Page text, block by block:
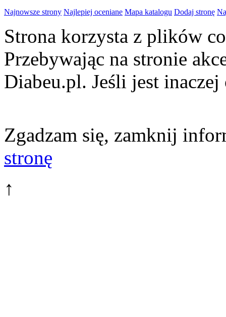
Najnowsze strony Najlepiej oceniane Mapa katalogu Dodaj stronę
Strona korzysta z plików
Przebywając na stronie
Diabeu.pl. Jeśli jest inaczej
Zgadzam się, zamknij
stronę
↑